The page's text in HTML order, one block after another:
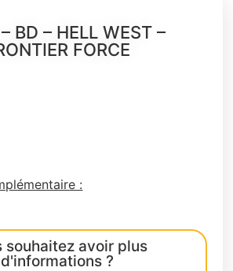
BD – HELL WEST –
FORCE
:
souhaitez avoir plus
d'informations ?